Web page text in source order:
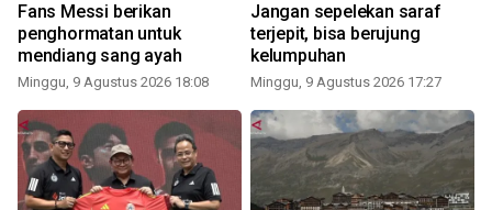
Fans Messi berikan
penghormatan untuk
mendiang sang ayah
Minggu, 9 Agustus 2026 18:08
Jangan sepelekan saraf
terjepit, bisa berujung
kelumpuhan
Minggu, 9 Agustus 2026 17:27